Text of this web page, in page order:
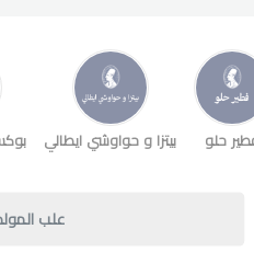
حلو بيتزا و حواوشي ايطالي
علب